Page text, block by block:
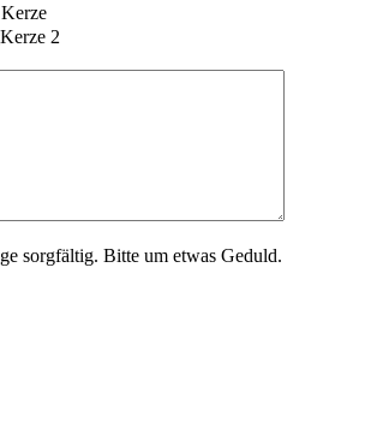
sorgfältig. Bitte um etwas Geduld.